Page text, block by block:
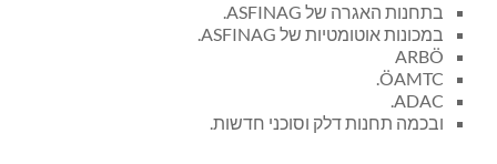
בתחנות האגרה של ASFINAG.
במכונות אוטומטיות של ASFINAG.
ARBÖ
ÖAMTC.
ADAC.
ובכמה תחנות דלק וסוכני חדשות.